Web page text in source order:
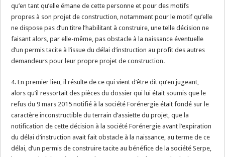
qu’en tant qu’elle émane de cette personne et pour des motifs
propres à son projet de construction, notamment pour le motif qu’elle
ne dispose pas d’un titre l’habilitant à construire, une telle décision ne
faisant alors, par elle-même, pas obstacle à la naissance éventuelle
d’un permis tacite à l’issue du délai d’instruction au profit des autres
demandeurs pour leur propre projet de construction.
4. En premier lieu, il résulte de ce qui vient d’être dit qu’en jugeant,
alors qu’il ressortait des pièces du dossier qui lui était soumis que le
refus du 9 mars 2015 notifié à la société Forénergie était fondé sur le
caractère inconstructible du terrain d’assiette du projet, que la
notification de cette décision à la société Forénergie avant l’expiration
du délai d’instruction avait fait obstacle à la naissance, au terme de ce
délai, d’un permis de construire tacite au bénéfice de la société Serpe,